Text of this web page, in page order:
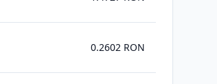
0.2602 RON